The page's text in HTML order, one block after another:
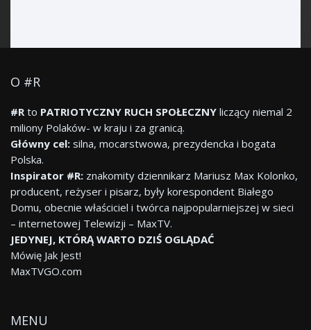
O #R
#Rto PATRIOTYCZNY RUCH SPOŁECZNY liczący niemal 2
miliony Polaków- w kraju i za granicą.
Główny cel: silna, mocarstwowa, prezydencka i bogata
Polska.
Inspirator #R: znakomity dziennikarz Mariusz Max Kolonko,
producent, reżyser i pisarz, były korespondent Białego
Domu, obecnie właściciel i twórca najpopularniejszej w sieci
– internetowej Telewizji – MaxTV.
JEDYNEJ, KTÓRĄ WARTO DZIŚ OGLĄDAĆ
Mówię Jak Jest!
MaxTVGO.com
MENU